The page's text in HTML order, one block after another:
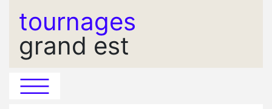
tournages
grand est